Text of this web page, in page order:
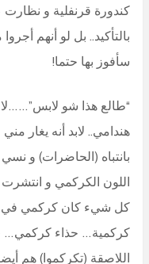
كندورة قرنفلية و
بالتأكيد.. بل لو أنهم
سأفوز بها حتما!
“طالع هذا شو لابس”……لا
هندامي.. لابد أنه يغار
بانتباه (الحاضرات) و
اللون الكركمي و انتشرت
كل شيء كان كركمي في
كركمية… حذاء كركمي…
اللاصقة (تكركموا) هم